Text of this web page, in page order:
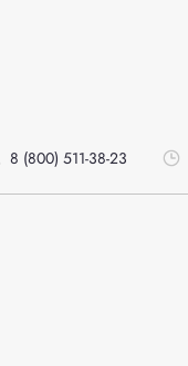
8 (800) 511-38-23